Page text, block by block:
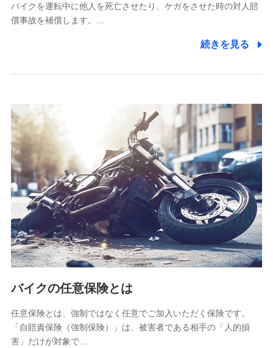
■少額短期保険
SBIリスタ少額短期保険会社
(https://www.jishin.co.jp/)
スマートプラス少額短期保険株式会社
（https://www.smartplus-insurance.com/）
チューリッヒ少額短期保険株式会社
(https://www.zurichssi.co.jp/)
Tokio Marine X少額短期保険株式会社
(https://www.tokiomarine-x.co.jp/)
ペットメディカルサポート株式会社
(https://pshoken.co.jp/)
リトルファミリー少額短期保険株式会社
(https://www.littlefamily-ssi.com/)
2.共同募集を行う代理店から受領する個人情報
郵便、電話、およびＥメール等により、当社と取引のあるも
しくは委託を受けている保険会社・提携会社の保険その他に
関する情報を提供し、金融商品等の契約を勧奨するため、ま
た維持管理等の委託業務遂行のため、またそれらに付帯、関
バイクを運転中に他人を死亡させたり、ケガをさせた時の対人賠
償事故を補償します。…
続きを見る
バイクの任意保険とは
任意保険とは、強制ではなく任意でご加入いただく保険です。
「自賠責保険（強制保険）」は、被害者である相手の「人的損
害」だけが対象で…